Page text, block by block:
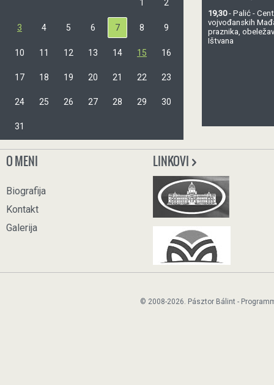
1
2
3 4 5 6 7 8 9
10 11 12 13 14 15 16
17 18 19 20 21 22 23
24 25 26 27 28 29 30
31
19,30- Palić -
vojvođanskih
praznika,
Ištvana
O MENI
Biografija
Kontakt
Galerija
LINKOVI
© 2008-2026. Pásztor Bálint -